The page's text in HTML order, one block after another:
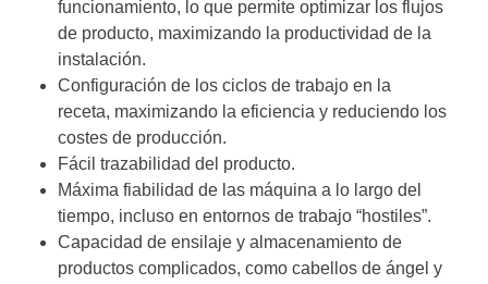
funcionamiento, lo que permite optimizar los flujos
de producto, maximizando la productividad de la
instalación.
Configuración de los ciclos de trabajo en la
receta, maximizando la eficiencia y reduciendo los
costes de producción.
Fácil trazabilidad del producto.
Máxima fiabilidad de las máquina a lo largo del
tiempo, incluso en entornos de trabajo “hostiles”.
Capacidad de ensilaje y almacenamiento de
productos complicados, como cabellos de ángel y